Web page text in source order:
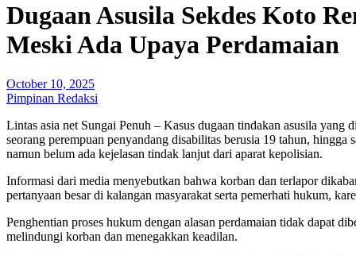
Dugaan Asusila Sekdes Koto
Meski Ada Upaya Perdamaian
October 10, 2025
Pimpinan Redaksi
Lintas asia net Sungai Penuh – Kasus dugaan tindakan asusila
seorang perempuan penyandang disabilitas berusia 19 tahun,
namun belum ada kejelasan tindak lanjut dari aparat kepolisian.
Informasi dari media menyebutkan bahwa korban dan terlapor
pertanyaan besar di kalangan masyarakat serta pemerhati hukum,
Penghentian proses hukum dengan alasan perdamaian tidak dapat
melindungi korban dan menegakkan keadilan.